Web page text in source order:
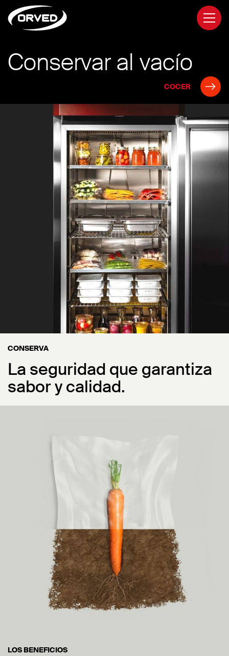
Logo Orved mobile
menu
Conservar al vacío
COCER
CONSERVA
La seguridad que garantiza
sabor y calidad.
LOS BENEFICIOS